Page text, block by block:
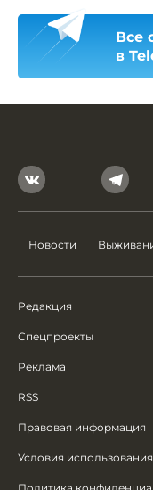
Все
в
Новости
Редакция
Спецпроекты
Реклама
RSS
Правовая информация
Условия использования